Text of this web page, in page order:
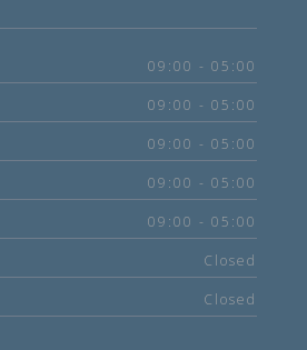
09:00 - 05:00
09:00 - 05:00
09:00 - 05:00
09:00 - 05:00
09:00 - 05:00
Closed
Closed